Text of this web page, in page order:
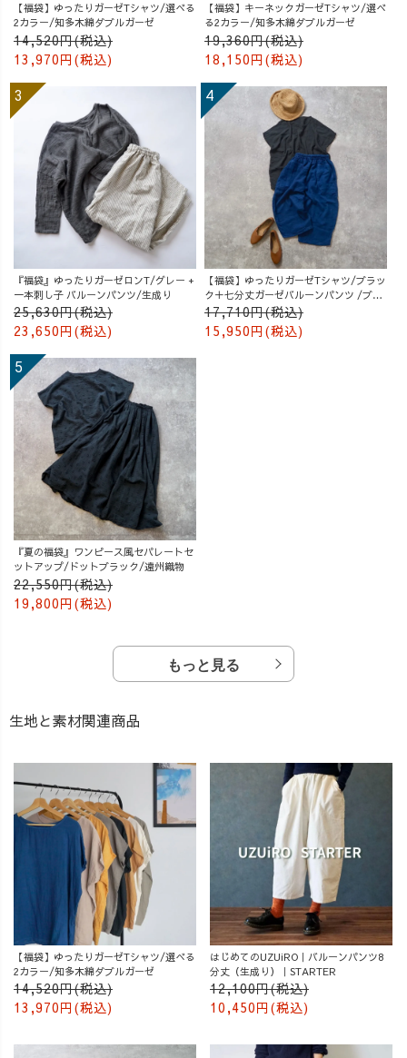
【福袋】ゆったりガーゼTシャツ/選べる
2カラー/知多木綿ダブルガーゼ
14,520円(税込)
13,970円(税込)
【福袋】キーネックガーゼTシャツ/選べ
る2カラー/知多木綿ダブルガーゼ
19,360円(税込)
18,150円(税込)
『福袋』ゆったりガーゼロンT/グレー +
一本刺し子 バルーンパンツ/生成り
25,630円(税込)
23,650円(税込)
【福袋】ゆったりガーゼTシャツ/ブラッ
ク＋七分丈ガーゼバルーンパンツ /ブル
ー
17,710円(税込)
15,950円(税込)
『夏の福袋』ワンピース風セパレートセ
ットアップ/ドットブラック/遠州織物
22,550円(税込)
19,800円(税込)
もっと見る
生地と素材関連商品
【福袋】ゆったりガーゼTシャツ/選べる
2カラー/知多木綿ダブルガーゼ
14,520円(税込)
13,970円(税込)
はじめてのUZUiRO｜バルーンパンツ8
分丈（生成り）｜STARTER
12,100円(税込)
10,450円(税込)